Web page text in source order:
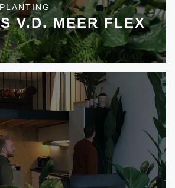
V.D. MEER FLEX